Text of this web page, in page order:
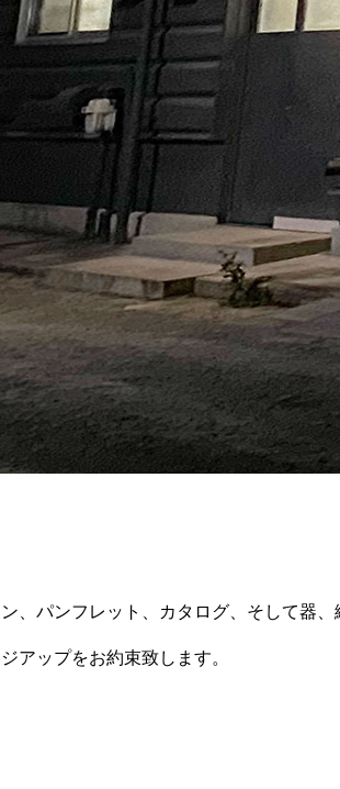
パンフレット、カタログ、そして器
アップをお約束致します。